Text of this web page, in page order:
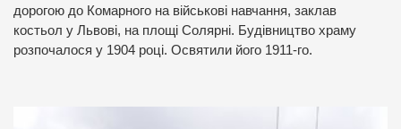
дорогою до Комарного на військові навчання, заклав
костьол у Львові, на площі Солярні. Будівництво храму
розпочалося у 1904 році. Освятили його 1911-го.